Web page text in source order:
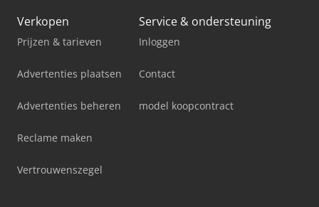
Verkopen
Prijzen & tarieven
Advertenties plaatsen
Advertenties beheren
Reclame maken
Vertrouwenszegel
Service & ondersteuning
Inloggen
Contact
model koopcontract